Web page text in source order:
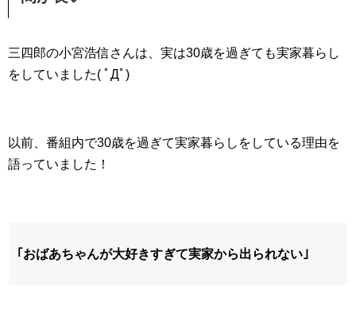
三四郎の小宮浩信さんは、実は30歳を過ぎても実家暮らし
をしていました( ﾟДﾟ)
以前、番組内で30歳を過ぎて実家暮らしをしている理由を
語っていました！
｢おばあちゃんが大好きすぎて実家から出られない｣